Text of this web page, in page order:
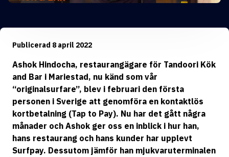
Publicerad 8 april 2022
Ashok Hindocha, restaurangägare för Tandoori Kök
and Bar i Mariestad, nu känd som vår
“originalsurfare”, blev i februari den första
personen i Sverige att genomföra en kontaktlös
kortbetalning (Tap to Pay). Nu har det gått några
månader och Ashok ger oss en inblick i hur han,
hans restaurang och hans kunder har upplevt
Surfpay. Dessutom jämför han mjukvaruterminalen